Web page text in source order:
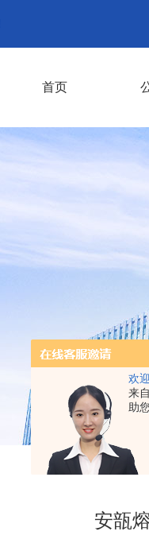
欢
来
助
首页
安瓿